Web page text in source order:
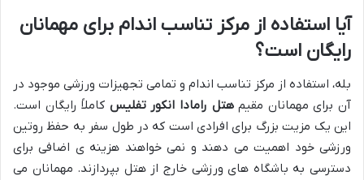
آیا استفاده از مرکز تناسب اندام برای مهمانان
رایگان است؟
بله، استفاده از مرکز تناسب اندام و تمامی تجهیزات ورزشی موجود در
آن برای مهمانان مقیمهتل رامادا انکور تفلیس کاملاً رایگان است.
این یک مزیت بزرگ برای افرادی است که در طول سفر به حفظ روتین
ورزشی خود اهمیت می دهند و نمی خواهند هزینه ی اضافی برای
دسترسی به باشگاه های ورزشی خارج از هتل بپردازند. مهمانان می